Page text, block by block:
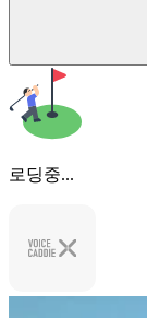
로딩중...